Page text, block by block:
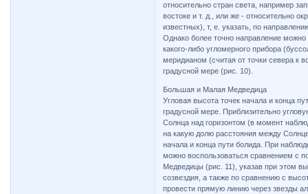
относительно стран света, например
востоке и т. д., или же - относительно
известных), т, е. указать, по
Однако более точно направление
какого-либо угломерного прибора
меридианом (считая от точки севера к
градусной мере (рис. 10).
Большая и Малая Медведица
Угловая высота точек начала и конца
градусной мере. Приблизительно
Солнца над горизонтом (в момент
на какую долю расстояния между
начала и конца пути болида. При
можно воспользоваться сравнением с
Медведицы (рис. 11), указав при этом
созвездия, а также по сравнению с
провести прямую линию через звезды